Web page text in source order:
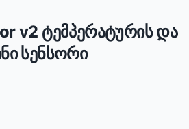
v2 ტემპერატურის და
სენსორი